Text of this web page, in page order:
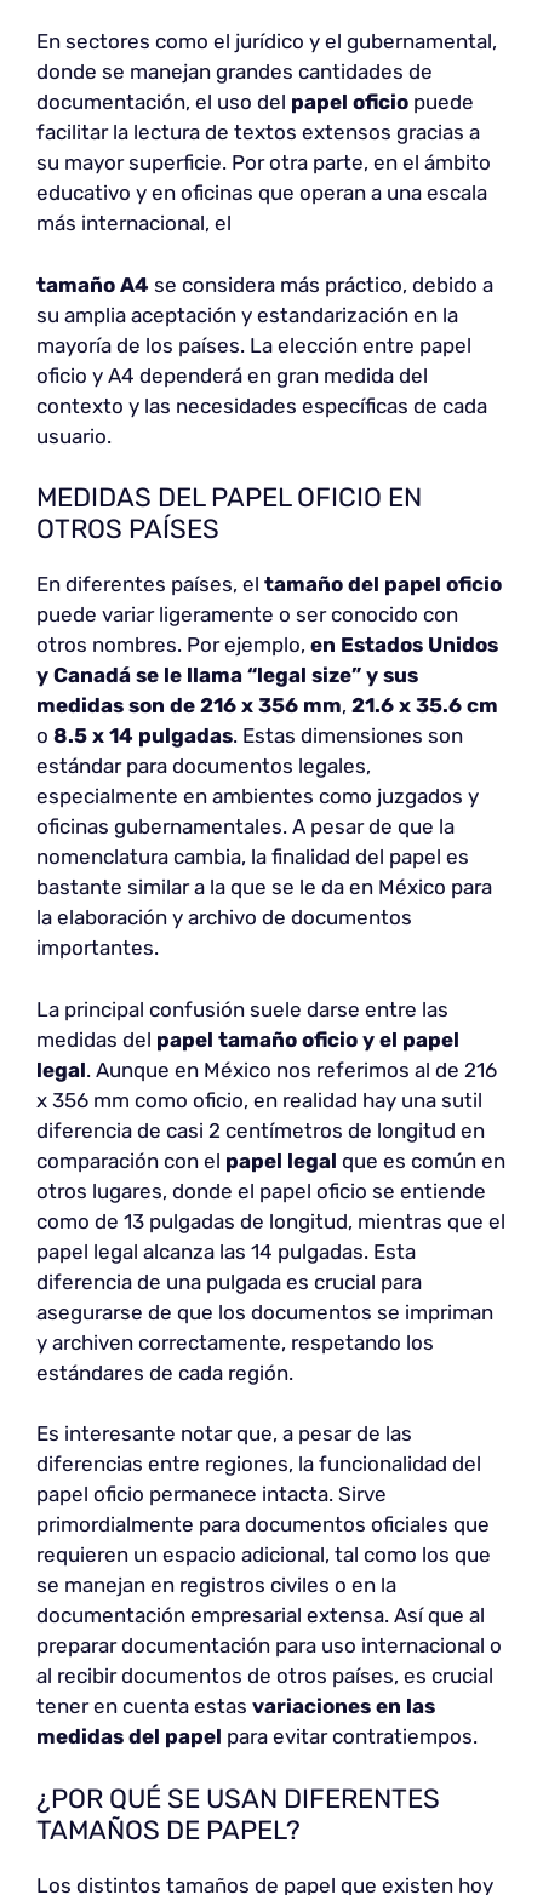
En sectores como el jurídico y el gubernamental,
donde se manejan grandes cantidades de
documentación, el uso del papel oficio puede
facilitar la lectura de textos extensos gracias a
su mayor superficie. Por otra parte, en el ámbito
educativo y en oficinas que operan a una escala
más internacional, el
tamaño A4 se considera más práctico, debido a
su amplia aceptación y estandarización en la
mayoría de los países. La elección entre papel
oficio y A4 dependerá en gran medida del
contexto y las necesidades específicas de cada
usuario.
MEDIDAS DEL PAPEL OFICIO EN
OTROS PAÍSES
En diferentes países, el tamaño del papel oficio
puede variar ligeramente o ser conocido con
otros nombres. Por ejemplo, en Estados Unidos
y Canadá se le llama “legal size” y sus
medidas son de 216 x 356 mm, 21.6 x 35.6 cm
o 8.5 x 14 pulgadas. Estas dimensiones son
estándar para documentos legales,
especialmente en ambientes como juzgados y
oficinas gubernamentales. A pesar de que la
nomenclatura cambia, la finalidad del papel es
bastante similar a la que se le da en México para
la elaboración y archivo de documentos
importantes.
La principal confusión suele darse entre las
medidas del papel tamaño oficio y el papel
legal. Aunque en México nos referimos al de 216
x 356 mm como oficio, en realidad hay una sutil
diferencia de casi 2 centímetros de longitud en
comparación con el papel legal que es común en
otros lugares, donde el papel oficio se entiende
como de 13 pulgadas de longitud, mientras que el
papel legal alcanza las 14 pulgadas. Esta
diferencia de una pulgada es crucial para
asegurarse de que los documentos se impriman
y archiven correctamente, respetando los
estándares de cada región.
Es interesante notar que, a pesar de las
diferencias entre regiones, la funcionalidad del
papel oficio permanece intacta. Sirve
primordialmente para documentos oficiales que
requieren un espacio adicional, tal como los que
se manejan en registros civiles o en la
documentación empresarial extensa. Así que al
preparar documentación para uso internacional o
al recibir documentos de otros países, es crucial
tener en cuenta estas variaciones en las
medidas del papel para evitar contratiempos.
¿POR QUÉ SE USAN DIFERENTES
TAMAÑOS DE PAPEL?
Los distintos tamaños de papel que existen hoy